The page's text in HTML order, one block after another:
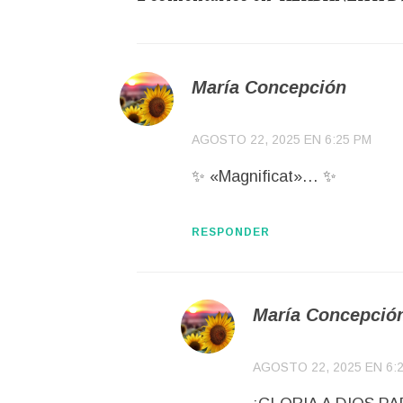
María Concepción
AGOSTO 22, 2025 EN 6:25 PM
✨ «Magnificat»… ✨
RESPONDER
María
AGOSTO 22, 2025 EN